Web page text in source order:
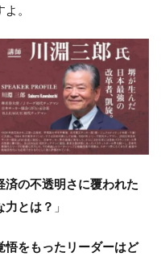
。
の不透明さに覆われた
力とは？ 」
悟をもったリーダーはど